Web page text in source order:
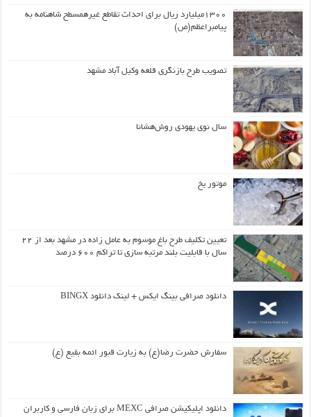
۱۳۰۰میلیارد ریال برای احداث تقاطع غیرهمسطح شاهنامه به
پیامبراعظم(ص)
تصویب طرح بازنگری قلعه وکیل آباد مشهد
سال نوی یهودی روش‌هشانا
موتور یخ
تعیین تکلیف طرح باغ موسوم به عامل زاده در مشهد بعد از ۲۲
سال با قابلیت بلند مرتبه سازی تا تراکم ۶۰۰ درصد
دانلود صرافی بینگ ایکس + لینک دانلود BINGX
سفارش حضرت رضا(ع) به زیارت قبور ائمه بقیع (ع)
دانلود اپلیکیشن صرافی MEXC برای زبان فارسی و کاربران